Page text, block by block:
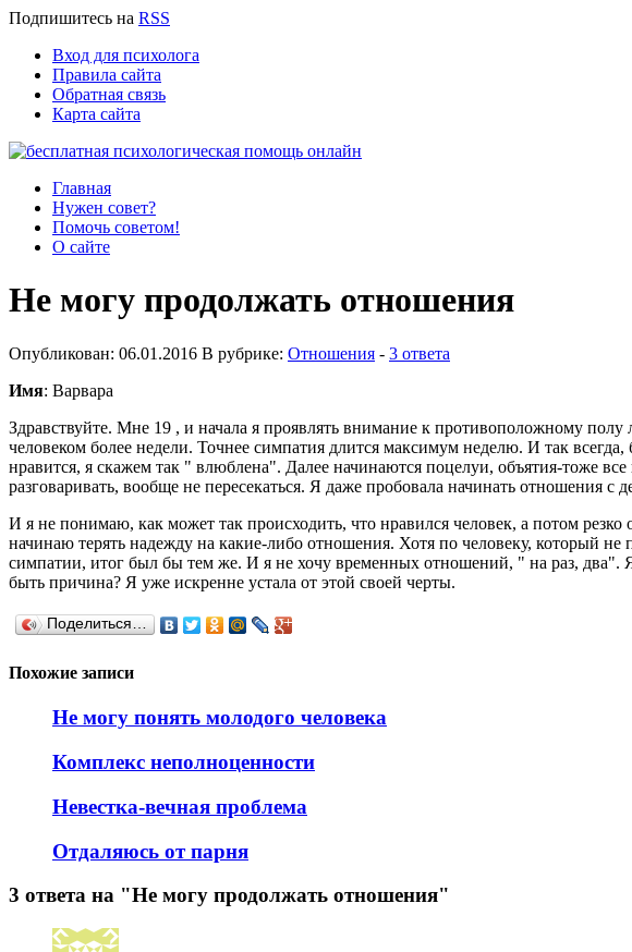
Подпишитесь на RSS
Вход для психолога
Правила сайта
Обратная связь
Карта сайта
Главная
Нужен совет?
Помочь советом!
О сайте
Не могу продолжать отношения
Опубликован: 06.01.2016 В рубрике: Отношения - 3 ответа
Имя: Варвара
Здравствуйте. Мне 19 , и начала я проявлять внимание к противоположному
человеком более недели. Точнее симпатия длится максимум неделю. И так
нравится, я скажем так " влюблена". Далее начинаются поцелуи, объятия-тоже
разговаривать, вообще не пересекаться. Я даже пробовала начинать отношения с
И я не понимаю, как может так происходить, что нравился человек, а потом
начинаю терять надежду на какие-либо отношения. Хотя по человеку, который
симпатии, итог был бы тем же. И я не хочу временных отношений, " на раз,
быть причина? Я уже искренне устала от этой своей черты.
Поделиться…
Похожие записи
Не могу понять молодого человека
Комплекс неполноценности
Невестка-вечная проблема
Отдаляюсь от парня
3 ответа на "Не могу продолжать отношения"